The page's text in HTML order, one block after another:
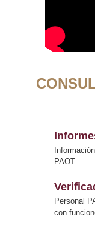
PAOT
Personal
con